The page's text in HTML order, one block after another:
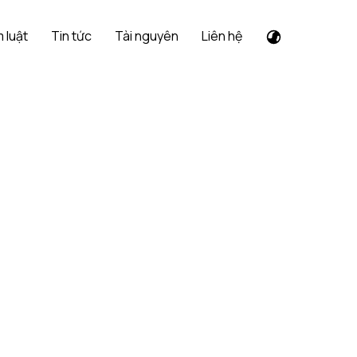
luật Tin tức Tài nguyên Liên hệ